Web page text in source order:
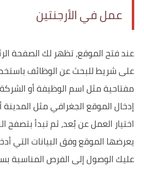
عمل في الأرجنتين
عند فتح الموقع، تظهر لك الصفحة
على شريط للبحث عن الوظائف
مفتاحية مثل اسم الوظيفة أو
إدخال الموقع الجغرافي مثل المدينة
اختيار العمل عن بُعد، ثم تبدأ بتصفح
يعرضها الموقع وفق البيانات التي
عليك الوصول إلى الفرص المناسبة